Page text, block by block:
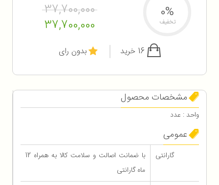
37,700,000
37,700,000
0%
تخفیف
بدون رای
مشخصات محصول
واحد : عدد
عمومی
گارانتی
با ضمانت اصالت و سلامت کالا به همراه 12
ماه گارانتی